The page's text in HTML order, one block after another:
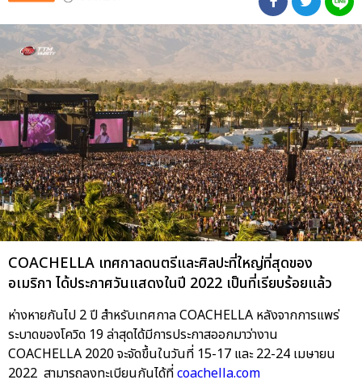
COACHELLA เทศกาลดนตรีและศิลปะที่ใหญ่ที่สุดของ
อเมริกา ได้ประกาศวันแสดงในปี 2022 เป็นที่เรียบร้อยแล้ว
ห่างหายกันไป 2 ปี สำหรับเทศกาล COACHELLA หลังจากการแพร่
ระบาดของโควิด 19 ล่าสุดได้มีการประกาสออกมาว่างาน
COACHELLA 2020 จะจัดขึ้นในวันที่ 15-17 และ 22-24 เมษายน
2022 สามารถลงทะเบียนกันได้ที่coachella.com